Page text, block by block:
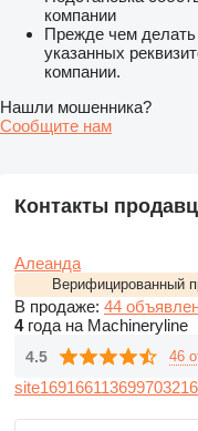
компании
Прежде чем делать
указанных
компании.
Нашли мошенника?
Сообщите нам
Контакты
Алеанда
Верифицированный
В продаже: 44
4года на Machineryline
4.5 46